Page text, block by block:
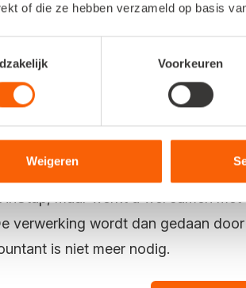
of die ze hebben verzameld op basis
Voorkeuren
Weigeren
het mogelijk maken van meer
van plaats snel
maar wel uw financiën
onder het kopjeKas en Bank,
ondersteund.
inStap, maar werkt u wel samen
verwerking wordt dan gedaan
is niet meer nodig.